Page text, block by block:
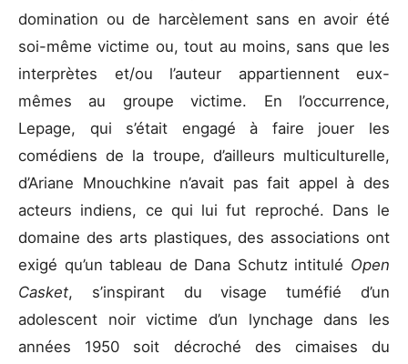
domination ou de harcèlement sans en avoir été
soi-même victime ou, tout au moins, sans que les
interprètes et/ou l’auteur appartiennent eux-
mêmes au groupe victime. En l’occurrence,
Lepage, qui s’était engagé à faire jouer les
comédiens de la troupe, d’ailleurs multiculturelle,
d’Ariane Mnouchkine n’avait pas fait appel à des
acteurs indiens, ce qui lui fut reproché. Dans le
domaine des arts plastiques, des associations ont
exigé qu’un tableau de Dana Schutz intitulé Open
Casket, s’inspirant du visage tuméfié d’un
adolescent noir victime d’un lynchage dans les
années 1950 soit décroché des cimaises du